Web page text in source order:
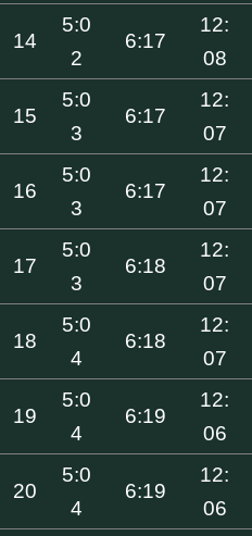
14
5:0
2
6:17
12:
08
15
5:0
3
6:17
12:
07
16
5:0
3
6:17
12:
07
17
5:0
3
6:18
12:
07
18
5:0
4
6:18
12:
07
19
5:0
4
6:19
12:
06
20
5:0
4
6:19
12:
06